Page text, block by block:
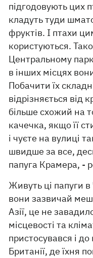
підгодовують цих
кладуть туди
фруктів. І птахи
користуються.
Центральному
в інших місцях
Побачити їх
відрізняється від
більше схожий на
качечка, якщо її
і чуєте на вулиці
швидше за все,
папуга Крамера, -
Живуть ці папуги в
вони зазвичай
Азії, це не
місцевості та
пристосувався і
Британії, де їхня